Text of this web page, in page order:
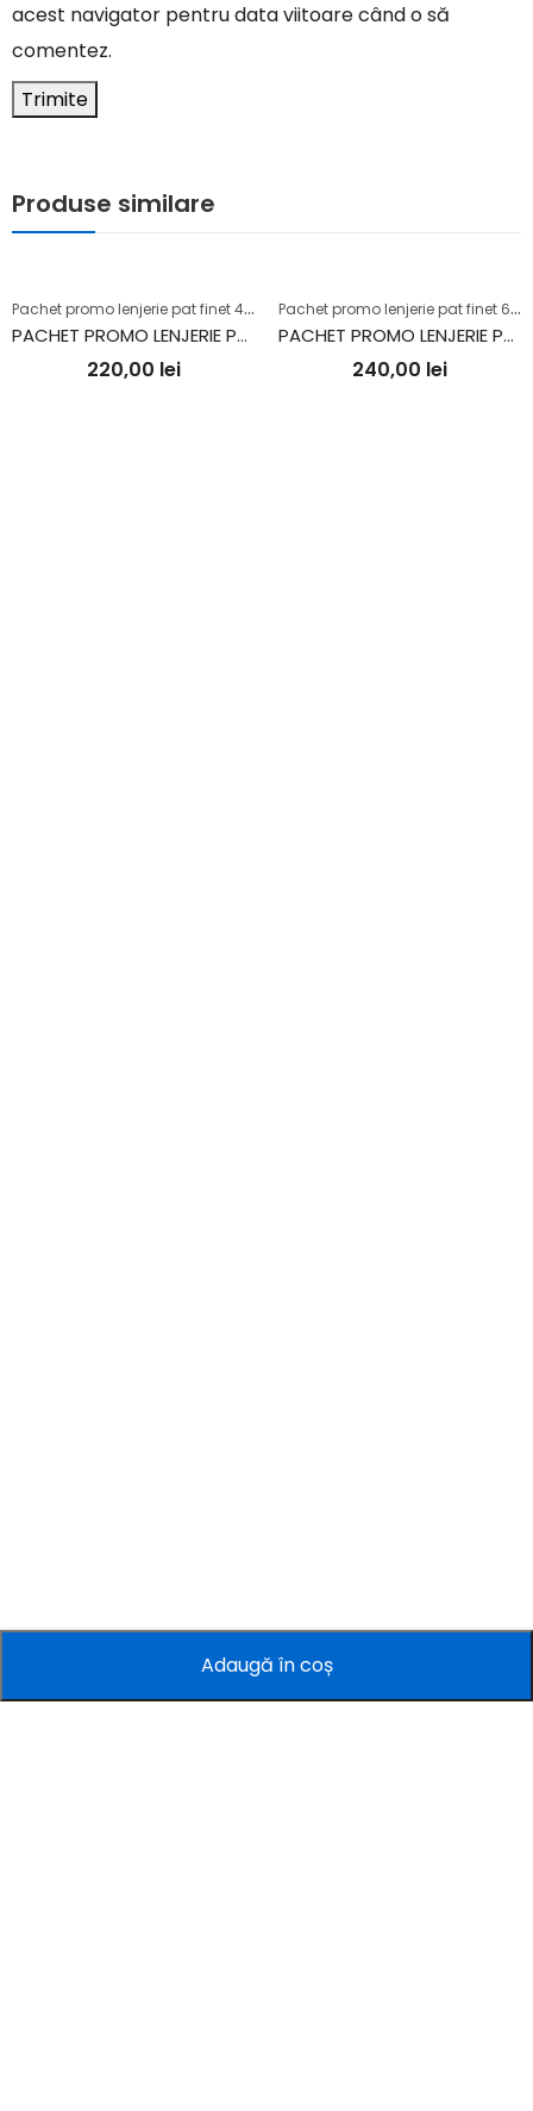
Adaugă în coș
acest navigator pentru data viitoare când o să
comentez.
Produse similare
P
achet promo lenjerie pat finet 4 piese+2 perne+pilotă
PACHET PROMO LENJERIE PAT FINET 4 PIESE + 2 PERNE + PILOTĂ (PP57)
220,00 lei
P
achet promo lenjerie pat finet 6 piese+2 perne+pilotă
PACHET PROMO LENJERIE PAT FINET 6 PIESE + 2 PERNE + PILOTĂ (PLP30)
240,00 lei